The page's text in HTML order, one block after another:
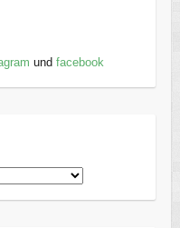
und facebook